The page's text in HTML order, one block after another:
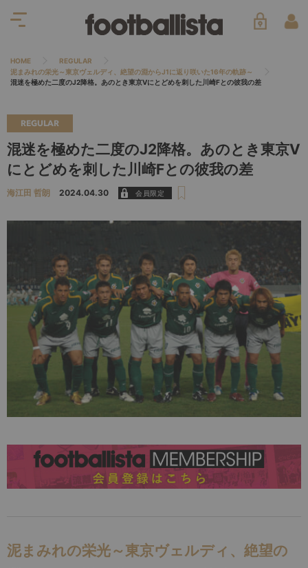
HOME
REGULAR
泥まみれの栄光～東京ヴェルディ、絶望の淵からJ1に返り咲いた16年の軌跡～
混迷を極めた二度のJ2降格。あのとき東京Vにとどめを刺した川崎Fとの彼我の差
REGULAR
混迷を極めた二度のJ2降格。あのとき東京V
にとどめを刺した川崎Fとの彼我の差
海江田 哲朗 2024.04.30
泥まみれの栄光～東京ヴェルディ、絶望の